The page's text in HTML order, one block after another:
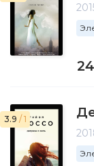
3.9 / 1